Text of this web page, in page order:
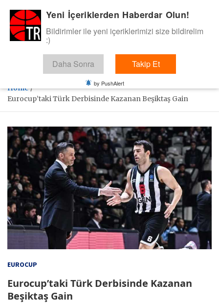
content
BasketTR
Sol dip çizgiden bir basket de bizden gelsin dedik.
Home
Eurocup’taki Türk Derbisinde Kazanan Beşiktaş Gain
EUROCUP
Eurocup’taki Türk Derbisinde Kazanan
Beşiktaş Gain
Yeni İçeriklerden Haberdar Olun!
Bildirimler ile yeni içeriklerimizi size bildirelim
:)
Daha Sonra Takip Et
by PushAlert